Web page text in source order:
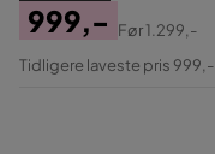
Pris
999,-
Original
Før1.299,-
Tidligere laveste pris 999,-